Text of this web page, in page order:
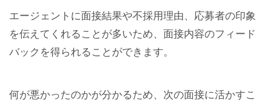
エージェントに面接結果や不採用理由、応募者の印象
を伝えてくれることが多いため、面接内容のフィード
バックを得られることができます。
何が悪かったのかが分かるため、次の面接に活かすこ